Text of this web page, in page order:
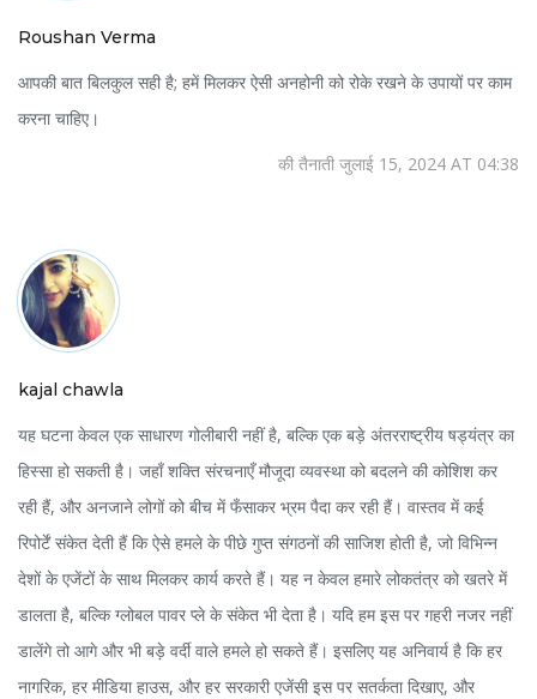
Roushan Verma
आपकी बात बिलकुल सही है; हमें मिलकर ऐसी अनहोनी को रोके रखने के उपायों पर काम
करना चाहिए।
की तैनाती जुलाई 15, 2024 AT 04:38
kajal chawla
यह घटना केवल एक साधारण गोलीबारी नहीं है, बल्कि एक बड़े अंतरराष्ट्रीय षड्यंत्र का
हिस्सा हो सकती है। जहाँ शक्ति संरचनाएँ मौजूदा व्यवस्था को बदलने की कोशिश कर
रही हैं, और अनजाने लोगों को बीच में फँसाकर भ्रम पैदा कर रही हैं। वास्तव में कई
रिपोर्टें संकेत देती हैं कि ऐसे हमले के पीछे गुप्त संगठनों की साजिश होती है, जो विभिन्न
देशों के एजेंटों के साथ मिलकर कार्य करते हैं। यह न केवल हमारे लोकतंत्र को खतरे में
डालता है, बल्कि ग्लोबल पावर प्ले के संकेत भी देता है। यदि हम इस पर गहरी नजर नहीं
डालेंगे तो आगे और भी बड़े वर्दी वाले हमले हो सकते हैं। इसलिए यह अनिवार्य है कि हर
नागरिक, हर मीडिया हाउस, और हर सरकारी एजेंसी इस पर सतर्कता दिखाए, और